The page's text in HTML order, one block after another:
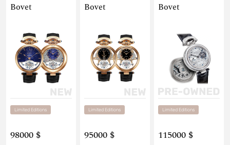
Bovet
Limited Editions
98000 $
Bovet
Limited Editions
95000 $
Bovet
Limited Editions
115000 $